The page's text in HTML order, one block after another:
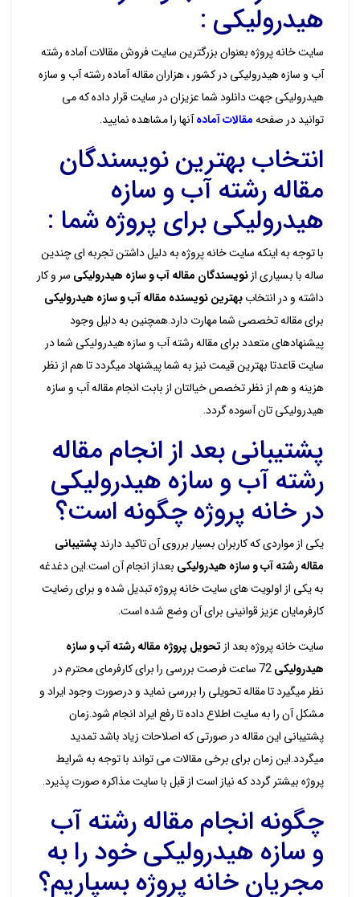
هیدرولیکی :
سایت خانه پروژه بعنوان بزرگترین سایت فروش مقالات آماده رشته
آب و سازه هیدرولیکی در کشور ، هزاران مقاله آماده رشته آب و سازه
هیدرولیکی جهت دانلود شما عزیزان در سایت قرار داده که می
توانید در صفحه مقالات آمادهآنها را مشاهده نمایید.
انتخاب بهترین نویسندگان
مقاله رشته آب و سازه
هیدرولیکی برای پروژه شما :
با توجه به اینکه سایت خانه پروژه به دلیل داشتن تجربه ای چندین
ساله با بسیاری از نویسندگان مقاله آب و سازه هیدرولیکی سر و کار
داشته و در انتخاب بهترین نویسنده مقاله آب و سازه هیدرولیکی
برای مقاله تخصصی شما مهارت دارد.همچنین به دلیل وجود
پیشنهادهای متعدد برای مقاله رشته آب و سازه هیدرولیکی شما در
سایت قاعدتا بهترین قیمت نیز به شما پیشنهاد میگردد تا هم از نظر
هزینه و هم از نظر تخصص خیالتان از بابت انجام مقاله آب و سازه
هیدرولیکی تان آسوده گردد.
پشتیبانی بعد از انجام مقاله
رشته آب و سازه هیدرولیکی
در خانه پروژه چگونه است؟
یکی از مواردی که کاربران بسیار برروی آن تاکید دارند پشتیبانی
مقاله رشته آب و سازه هیدرولیکی بعداز انجام آن است.این دغدغه
به یکی از اولویت های سایت خانه پروژه تبدیل شده و برای رضایت
کارفرمایان عزیز قوانینی برای آن وضع شده است.
سایت خانه پروژه بعد از تحویل پروژه مقاله رشته آب و سازه
هیدرولیکی
72 ساعت فرصت بررسی را برای کارفرمای محترم در
نظر میگیرد تا مقاله تحویلی را بررسی نماید و درصورت وجود ایراد و
مشکل آن را به سایت اطلاع داده تا رفع ایراد انجام شود.زمان
پشتیبانی این مقاله در صورتی که اصلاحات زیاد باشد تمدید
میگردد.این زمان برای برخی مقالات می تواند با توجه به شرایط
پروژه بیشتر گردد که نیاز است از قبل با سایت مذاکره صورت پذیرد.
چگونه انجام مقاله رشته آب
و سازه هیدرولیکی خود را به
مجریان خانه پروژه بسپاریم؟